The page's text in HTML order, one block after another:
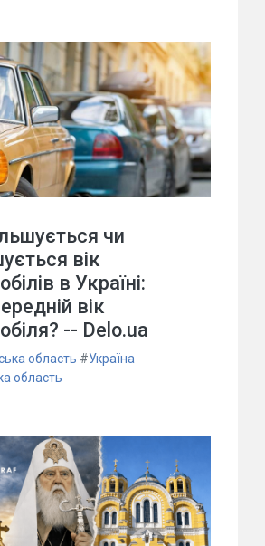
чи
вік
в Україні:
вік
-- Delo.ua
область #Україна
область